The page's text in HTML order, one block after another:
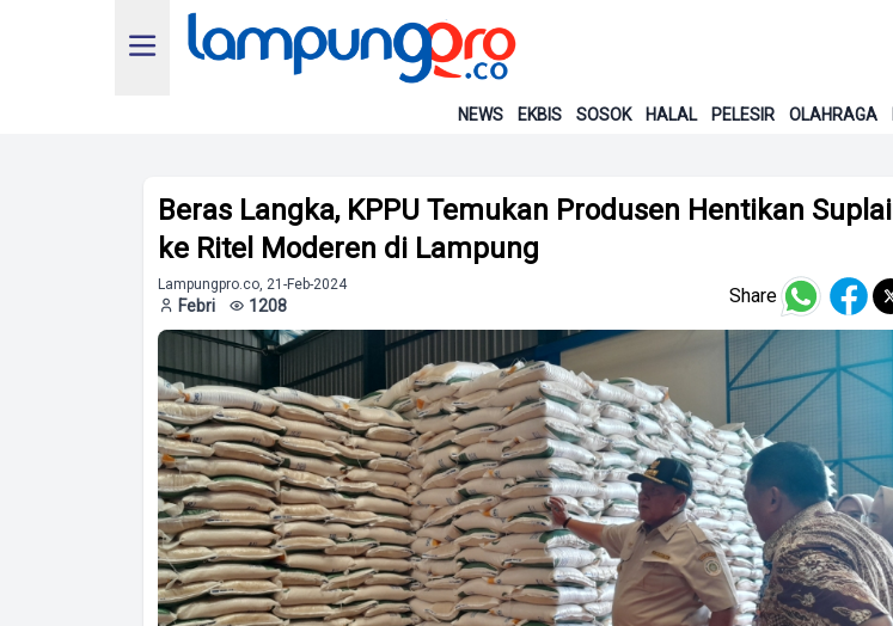
NEWS EKBIS SOSOK HALAL PELESIR OLAHRAGA
Beras Langka, KPPU Temukan Produsen Hentikan Suplai
ke Ritel Moderen di Lampung
Lampungpro.co, 21-Feb-2024
Febri 1208 Share